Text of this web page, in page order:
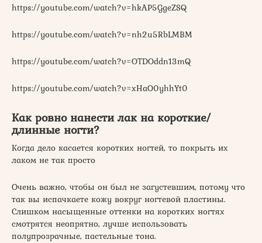
https://youtube.com/watch?v=hkAP5GgeZSQ
https://youtube.com/watch?v=nh2u5RbLMBM
https://youtube.com/watch?v=OTDOddn13mQ
https://youtube.com/watch?v=xHaO0yhhYt0
Как ровно нанести лак на короткие/
длинные ногти?
Когда дело касается коротких ногтей, то покрыть их
лаком не так просто
Очень важно, чтобы он был не загустевшим, потому что
так вы испачкаете кожу вокруг ногтевой пластины.
Слишком насыщенные оттенки на коротких ногтях
смотрятся неопрятно, лучше использовать
полупрозрачные, пастельные тона.